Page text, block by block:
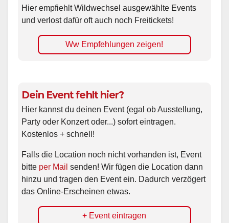
Hier empfiehlt Wildwechsel ausgewählte Events
und verlost dafür oft auch noch Freitickets!
Ww Empfehlungen zeigen!
Dein Event fehlt hier?
Hier kannst du deinen Event (egal ob Ausstellung,
Party oder Konzert oder...) sofort eintragen.
Kostenlos + schnell!
Falls die Location noch nicht vorhanden ist, Event
bitte per Mail senden! Wir fügen die Location dann
hinzu und tragen den Event ein. Dadurch verzögert
das Online-Erscheinen etwas.
+ Event eintragen